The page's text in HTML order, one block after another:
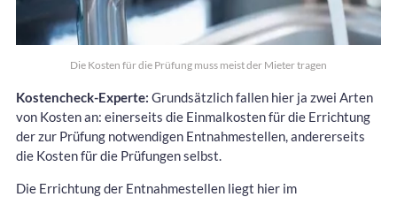
Die Kosten für die Prüfung muss meist der Mieter tragen
Kostencheck-Experte: Grundsätzlich fallen hier ja zwei Arten
von Kosten an: einerseits die Einmalkosten für die Errichtung
der zur Prüfung notwendigen Entnahmestellen, andererseits
die Kosten für die Prüfungen selbst.
Die Errichtung der Entnahmestellen liegt hier im